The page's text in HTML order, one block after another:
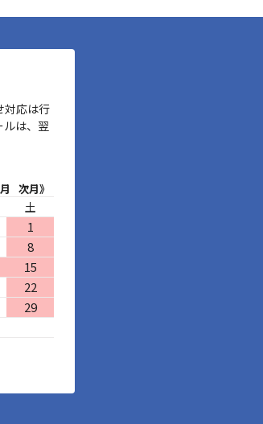
対応は行
ルは、翌
次月》
土
1
8
15
22
29